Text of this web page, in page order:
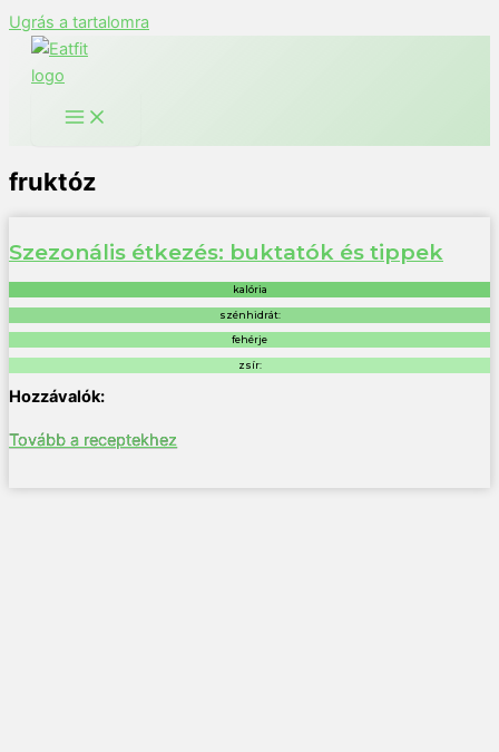
Ugrás a tartalomra
fruktóz
Szezonális étkezés: buktatók és tippek
kalória
szénhidrát:
fehérje
zsír:
Tovább a receptekhez